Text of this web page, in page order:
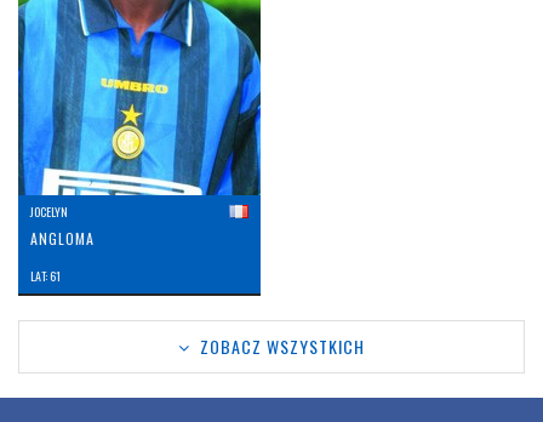
JOCELYN
ANGLOMA
LAT: 61
ZOBACZ WSZYSTKICH